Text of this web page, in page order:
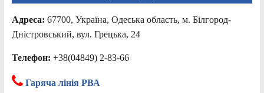
Адреса: 67700, Україна, Одеська область, м. Білгород-
Дністровський, вул. Грецька, 24
Телефон: +38(04849) 2-83-66
Гаряча лінія РВА